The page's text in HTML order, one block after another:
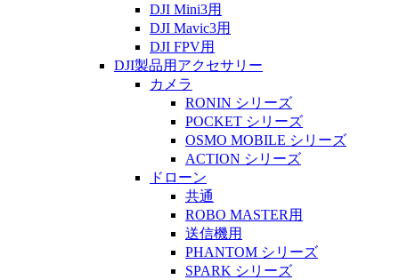
DJI Mini3用
DJI Mavic3用
DJI FPV用
DJI製品用アクセサリー
カメラ
RONIN シリーズ
POCKET シリーズ
OSMO MOBILE シリーズ
ACTION シリーズ
ドローン
共通
ROBO MASTER用
送信機用
PHANTOM シリーズ
SPARK シリーズ